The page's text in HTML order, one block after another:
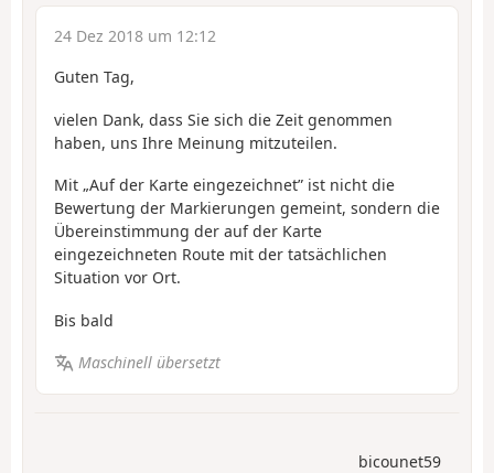
24 Dez 2018 um 12:12
Guten Tag,
vielen Dank, dass Sie sich die Zeit genommen
haben, uns Ihre Meinung mitzuteilen.
Mit „Auf der Karte eingezeichnet” ist nicht die
Bewertung der Markierungen gemeint, sondern die
Übereinstimmung der auf der Karte
eingezeichneten Route mit der tatsächlichen
Situation vor Ort.
Bis bald
Maschinell übersetzt
bicounet59